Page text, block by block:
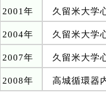
2001年 久留米大学
2004年 久留米大学
2007年 久留米大学
2008年 高城循環器